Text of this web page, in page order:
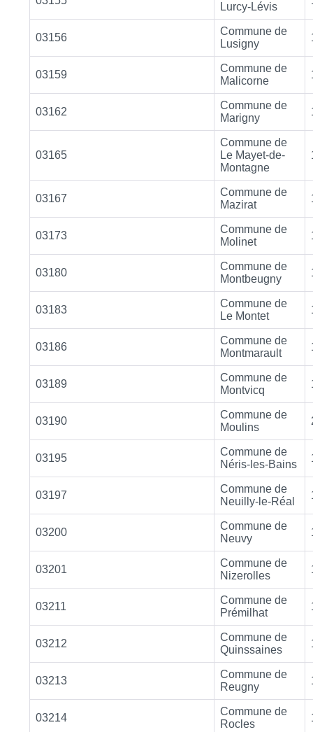
Lurcy-Lévis
03156
Commune de
Lusigny
03159
Commune de
Malicorne
03162
Commune de
Marigny
03165
Commune de
Le Mayet-de-
Montagne
03167
Commune de
Mazirat
03173
Commune de
Molinet
03180
Commune de
Montbeugny
03183
Commune de
Le Montet
03186
Commune de
Montmarault
03189
Commune de
Montvicq
03190
Commune de
Moulins
03195
Commune de
Néris-les-Bains
03197
Commune de
Neuilly-le-Réal
03200
Commune de
Neuvy
03201
Commune de
Nizerolles
03211
Commune de
Prémilhat
03212
Commune de
Quinssaines
03213
Commune de
Reugny
03214
Commune de
Rocles